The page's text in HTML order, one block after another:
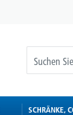
SCHRÄNKE,